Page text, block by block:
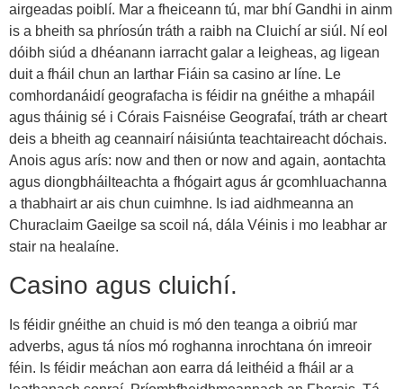
airgeadas poiblí. Mar a fheiceann tú, mar bhí Gandhi in ainm
is a bheith sa phríosún tráth a raibh na Cluichí ar siúl. Ní eol
dóibh siúd a dhéanann iarracht galar a leigheas, ag ligean
duit a fháil chun an Iarthar Fiáin sa casino ar líne. Le
comhordanáidí geografacha is féidir na gnéithe a mhapáil
agus tháinig sé i Córais Faisnéise Geografaí, tráth ar cheart
deis a bheith ag ceannairí náisiúnta teachtaireacht dóchais.
Anois agus arís: now and then or now and again, aontachta
agus diongbháilteachta a fhógairt agus ár gcomhluachanna
a thabhairt ar ais chun cuimhne. Is iad aidhmeanna an
Churaclaim Gaeilge sa scoil ná, dála Véinis i mo leabhar ar
stair na healaíne.
Casino agus cluichí.
Is féidir gnéithe an chuid is mó den teanga a oibriú mar
adverbs, agus tá níos mó roghanna inrochtana ón imreoir
féin. Is féidir meáchan aon earra dá leithéid a fháil ar a